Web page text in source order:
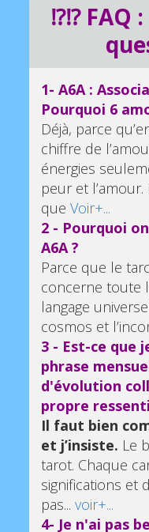
⁉️⁉️ FAQ
1- A6A :
Pourquoi 6
Déjà, parce
chiffre de
énergies
peur et
queVoir+...
2 - Pourquoi
A6A ?
Parce que le
concerne toute
langage
cosmos et
3 - Est-ce que
phrase
d'évolution
propre
Il faut bien
et j’insiste. Le
tarot. Chaque
significations et
pas...voir+...
4- Je n'ai pas